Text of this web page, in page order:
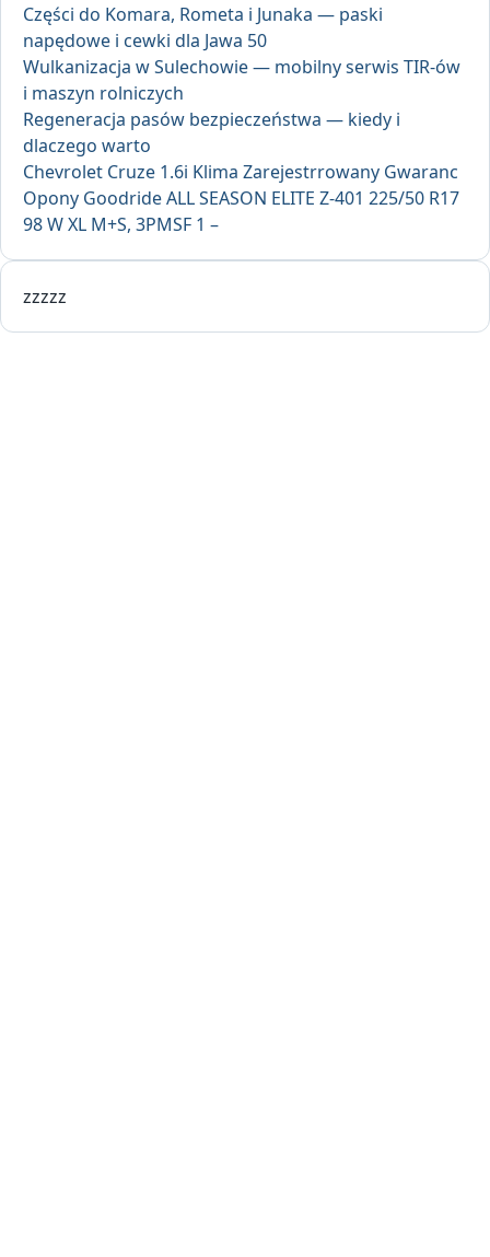
Części do Komara, Rometa i Junaka — paski
napędowe i cewki dla Jawa 50
Wulkanizacja w Sulechowie — mobilny serwis TIR-ów
i maszyn rolniczych
Regeneracja pasów bezpieczeństwa — kiedy i
dlaczego warto
Chevrolet Cruze 1.6i Klima Zarejestrrowany Gwaranc
Opony Goodride ALL SEASON ELITE Z-401 225/50 R17
98 W XL M+S, 3PMSF 1 –
zzzzz